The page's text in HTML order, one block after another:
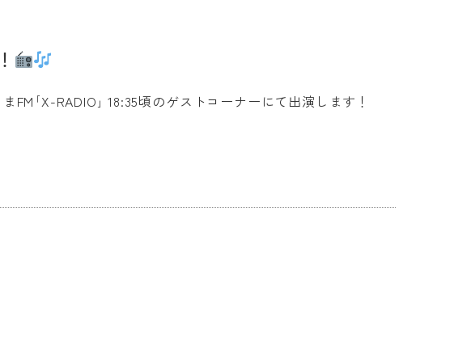
FM｢X-RADIO｣ 18:35頃のゲストコーナーにて出演します！